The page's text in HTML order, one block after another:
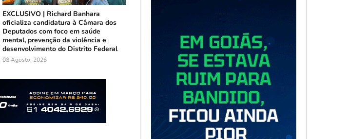
EXCLUSIVO | Richard Banhara
oficializa candidatura à Câmara dos
Deputados com foco em saúde
mental, prevenção da violência e
desenvolvimento do Distrito Federal
08 Agosto, 2026